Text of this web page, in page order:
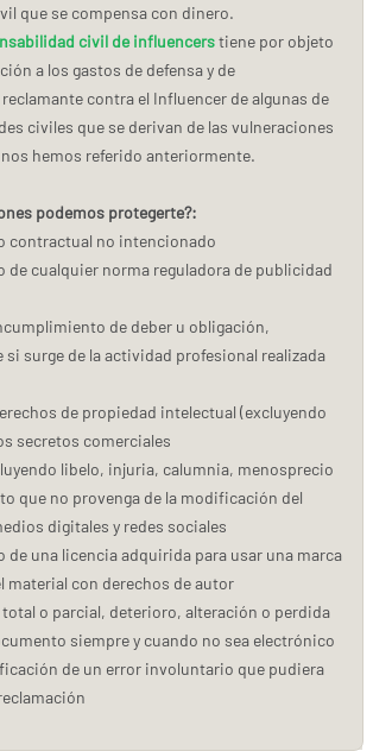
que se compensa con dinero.
civil de influencerstiene por objeto
a los gastos de defensa y de
contra el Influencer de algunas de
civiles que se derivan de las vulneraciones
hemos referido anteriormente.
podemos protegerte?:
contractual no intencionado
de cualquier norma reguladora de publicidad
de deber u obligación,
si surge de la actividad profesional realizada
de propiedad intelectual (excluyendo
secretos comerciales
libelo, injuria, calumnia, menosprecio
que no provenga de la modificación del
digitales y redes sociales
una licencia adquirida para usar una marca
material con derechos de autor
o parcial, deterioro, alteración o perdida
siempre y cuando no sea electrónico
de un error involuntario que pudiera